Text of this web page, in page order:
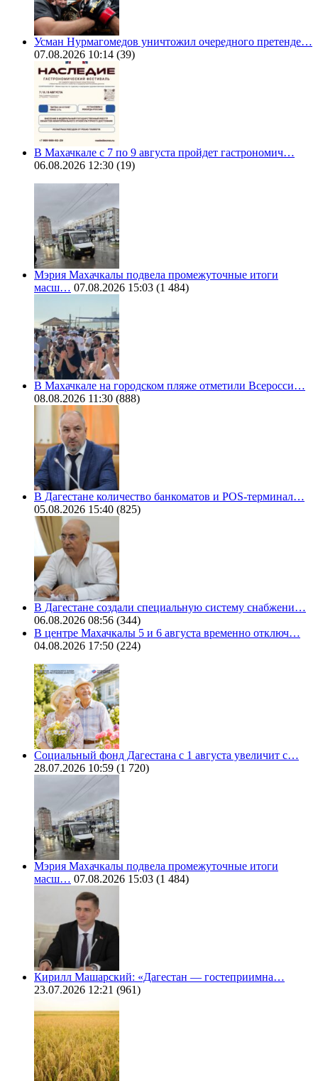
Усман Нурмагомедов уничтожил очередного претенде…
07.08.2026 10:14 (39)
В Махачкале с 7 по 9 августа пройдет гастрономич…
06.08.2026 12:30 (19)
Мэрия Махачкалы подвела промежуточные итоги
масш… 07.08.2026 15:03 (1 484)
В Махачкале на городском пляже отметили Всеросси…
08.08.2026 11:30 (888)
В Дагестане количество банкоматов и POS-терминал…
05.08.2026 15:40 (825)
В Дагестане создали специальную систему снабжени…
06.08.2026 08:56 (344)
В центре Махачкалы 5 и 6 августа временно отключ…
04.08.2026 17:50 (224)
Социальный фонд Дагестана с 1 августа увеличит с…
28.07.2026 10:59 (1 720)
Мэрия Махачкалы подвела промежуточные итоги
масш… 07.08.2026 15:03 (1 484)
Кирилл Машарский: «Дагестан — гостеприимна…
23.07.2026 12:21 (961)